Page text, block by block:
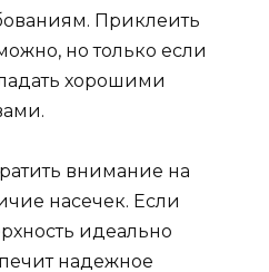
Приклеить
но только если
хорошими
внимание на
насечек. Если
идеально
надежное